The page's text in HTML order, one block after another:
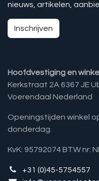
nieuws, artikelen,
Inschrijven
Hoofdvestiging en
Kerkstraat 2A 6367 JE
Voerendaal Nederland
Openingstijden winkel
donderdag.
KvK: 95792074 BTW nr:
+31 (0)45-5754557